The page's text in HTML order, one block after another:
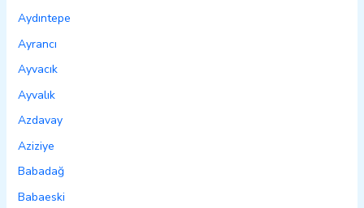
Aydıntepe
Ayrancı
Ayvacık
Ayvalık
Azdavay
Aziziye
Babadağ
Babaeski